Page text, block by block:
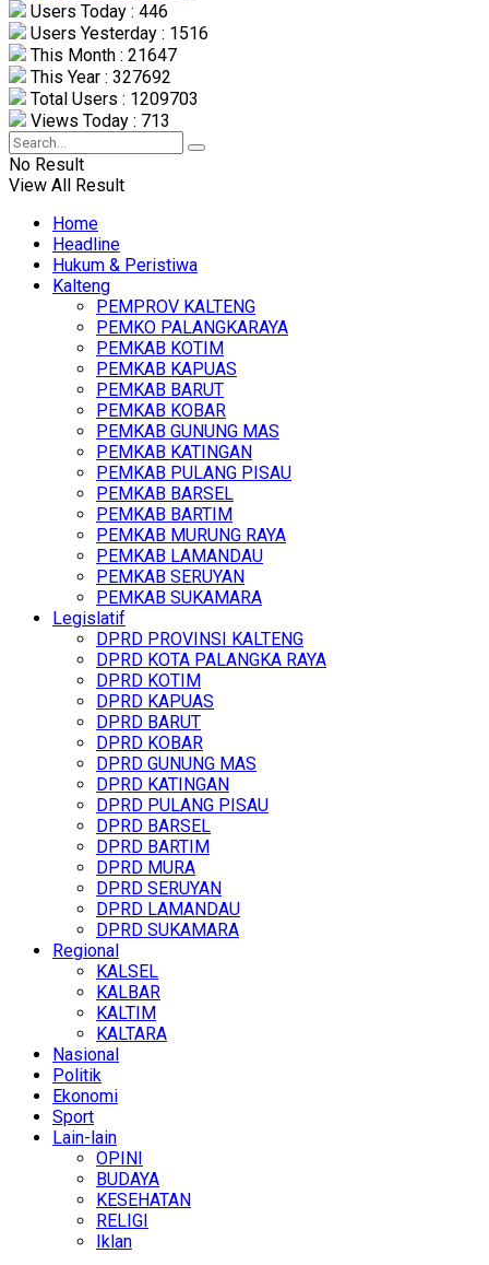
Users Today : 446
Users Yesterday : 1516
This Month : 21647
This Year : 327692
Total Users : 1209703
Views Today : 713
No Result
View All Result
Home
Headline
Hukum & Peristiwa
Kalteng
PEMPROV KALTENG
PEMKO PALANGKARAYA
PEMKAB KOTIM
PEMKAB KAPUAS
PEMKAB BARUT
PEMKAB KOBAR
PEMKAB GUNUNG MAS
PEMKAB KATINGAN
PEMKAB PULANG PISAU
PEMKAB BARSEL
PEMKAB BARTIM
PEMKAB MURUNG RAYA
PEMKAB LAMANDAU
PEMKAB SERUYAN
PEMKAB SUKAMARA
Legislatif
DPRD PROVINSI KALTENG
DPRD KOTA PALANGKA RAYA
DPRD KOTIM
DPRD KAPUAS
DPRD BARUT
DPRD KOBAR
DPRD GUNUNG MAS
DPRD KATINGAN
DPRD PULANG PISAU
DPRD BARSEL
DPRD BARTIM
DPRD MURA
DPRD SERUYAN
DPRD LAMANDAU
DPRD SUKAMARA
Regional
KALSEL
KALBAR
KALTIM
KALTARA
Nasional
Politik
Ekonomi
Sport
Lain-lain
OPINI
BUDAYA
KESEHATAN
RELIGI
Iklan